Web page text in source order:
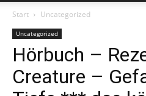
Start Uncategorized
Uncategorized
Hörbuch –
Creature –